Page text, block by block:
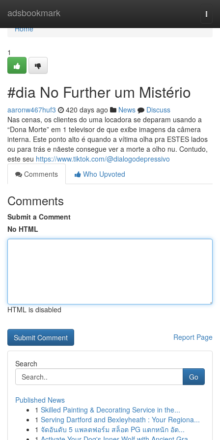
adsbookmark
Home
Home
1
#dia No Further um Mistério
aaronw467huf3 420 days ago News
Discuss
Nas cenas, os clientes do uma locadora se deparam usando a
“Dona Morte” em 1 televisor de que exibe imagens da câmera
interna. Este ponto alto é quando a vítima olha pra ESTES lados
ou para trás e nãeste consegue ver a morte a olho nu. Contudo,
este seu https://www.tiktok.com/@dialogodepressivo
Comments
Who Upvoted
Comments
Submit a Comment
No HTML
HTML is disabled
Report Page
Search
Go
Published News
1 Skilled Painting & Decorating Service in the...
1 Serving Dartford and Bexleyheath : Your Regiona...
1 จัดอันดับ 5 แพลตฟอร์ม สล็อต PG แตกหนัก อัต...